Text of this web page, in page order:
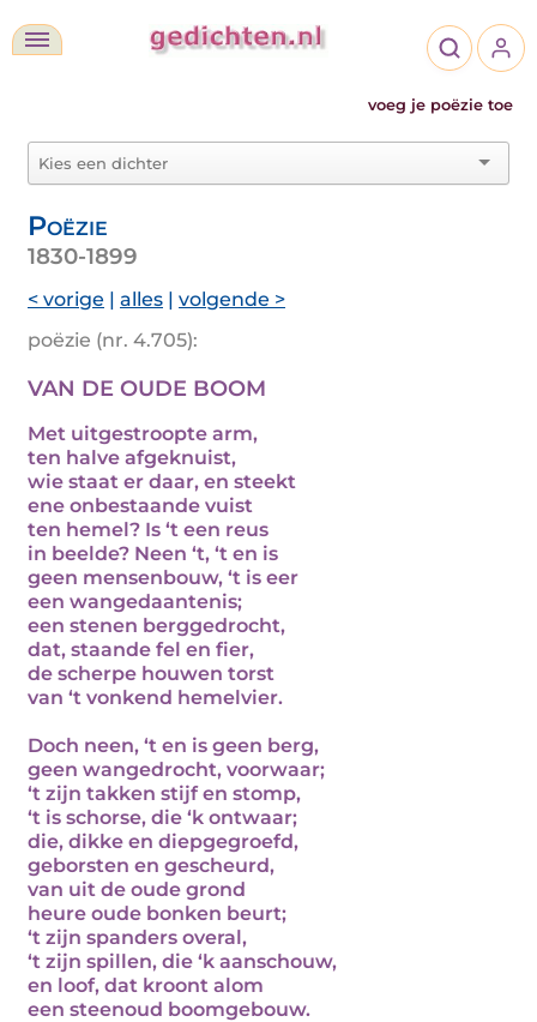
voeg je poëzie toe
Poëzie
1830-1899
< vorige | alles | volgende >
poëzie (nr. 4.705):
VAN DE OUDE BOOM
Met uitgestroopte arm,
ten halve afgeknuist,
wie staat er daar, en steekt
ene onbestaande vuist
ten hemel? Is ‘t een reus
in beelde? Neen ‘t, ‘t en is
geen mensenbouw, ‘t is eer
een wangedaantenis;
een stenen berggedrocht,
dat, staande fel en fier,
de scherpe houwen torst
van ‘t vonkend hemelvier.
Doch neen, ‘t en is geen berg,
geen wangedrocht, voorwaar;
‘t zijn takken stijf en stomp,
‘t is schorse, die ‘k ontwaar;
die, dikke en diepgegroefd,
geborsten en gescheurd,
van uit de oude grond
heure oude bonken beurt;
‘t zijn spanders overal,
‘t zijn spillen, die ‘k aanschouw,
en loof, dat kroont alom
een steenoud boomgebouw.